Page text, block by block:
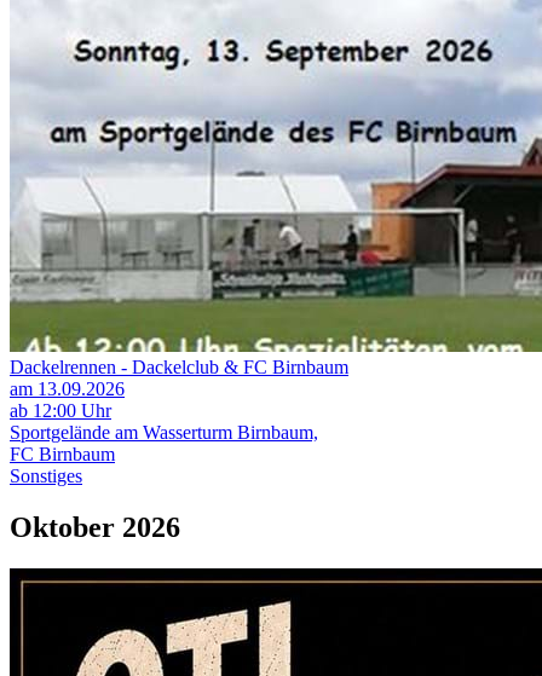
Dackelrennen - Dackelclub & FC Birnbaum
am 13.09.2026
ab 12:00 Uhr
Sportgelände am Wasserturm Birnbaum,
FC Birnbaum
Sonstiges
Oktober 2026